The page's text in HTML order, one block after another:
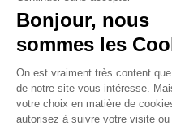
en février 2024.
Une
mais palpable